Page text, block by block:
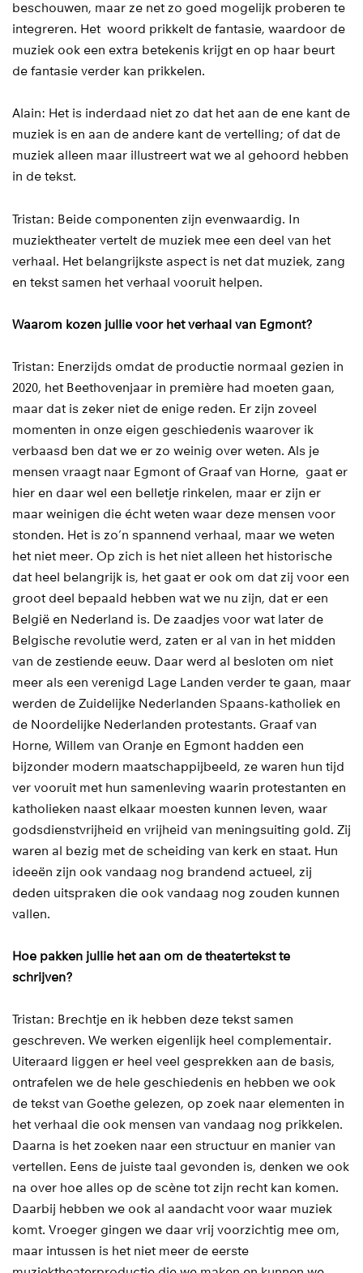
beschouwen, maar ze net zo goed mogelijk proberen te
integreren. Het woord prikkelt de fantasie, waardoor de
muziek ook een extra betekenis krijgt en op haar beurt
de fantasie verder kan prikkelen.
Alain: Het is inderdaad niet zo dat het aan de ene kant de
muziek is en aan de andere kant de vertelling; of dat de
muziek alleen maar illustreert wat we al gehoord hebben
in de tekst.
Tristan: Beide componenten zijn evenwaardig. In
muziektheater vertelt de muziek mee een deel van het
verhaal. Het belangrijkste aspect is net dat muziek, zang
en tekst samen het verhaal vooruit helpen.
Waarom kozen jullie voor het verhaal van Egmont?
Tristan: Enerzijds omdat de productie normaal gezien in
2020, het Beethovenjaar in première had moeten gaan,
maar dat is zeker niet de enige reden. Er zijn zoveel
momenten in onze eigen geschiedenis waarover ik
verbaasd ben dat we er zo weinig over weten. Als je
mensen vraagt naar Egmont of Graaf van Horne, gaat er
hier en daar wel een belletje rinkelen, maar er zijn er
maar weinigen die écht weten waar deze mensen voor
stonden. Het is zo’n spannend verhaal, maar we weten
het niet meer. Op zich is het niet alleen het historische
dat heel belangrijk is, het gaat er ook om dat zij voor een
groot deel bepaald hebben wat we nu zijn, dat er een
België en Nederland is. De zaadjes voor wat later de
Belgische revolutie werd, zaten er al van in het midden
van de zestiende eeuw. Daar werd al besloten om niet
meer als een verenigd Lage Landen verder te gaan, maar
werden de Zuidelijke Nederlanden Spaans-katholiek en
de Noordelijke Nederlanden protestants. Graaf van
Horne, Willem van Oranje en Egmont hadden een
bijzonder modern maatschappijbeeld, ze waren hun tijd
ver vooruit met hun samenleving waarin protestanten en
katholieken naast elkaar moesten kunnen leven, waar
godsdienstvrijheid en vrijheid van meningsuiting gold. Zij
waren al bezig met de scheiding van kerk en staat. Hun
ideeën zijn ook vandaag nog brandend actueel, zij
deden uitspraken die ook vandaag nog zouden kunnen
vallen.
Hoe pakken jullie het aan om de theatertekst te
schrijven?
Tristan: Brechtje en ik hebben deze tekst samen
geschreven. We werken eigenlijk heel complementair.
Uiteraard liggen er heel veel gesprekken aan de basis,
ontrafelen we de hele geschiedenis en hebben we ook
de tekst van Goethe gelezen, op zoek naar elementen in
het verhaal die ook mensen van vandaag nog prikkelen.
Daarna is het zoeken naar een structuur en manier van
vertellen. Eens de juiste taal gevonden is, denken we ook
na over hoe alles op de scène tot zijn recht kan komen.
Daarbij hebben we ook al aandacht voor waar muziek
komt. Vroeger gingen we daar vrij voorzichtig mee om,
maar intussen is het niet meer de eerste